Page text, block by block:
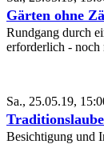
Gärten ohne
Rundgang durch
erforderlich - noch
Sa., 25.05.19,
Besichtigung und